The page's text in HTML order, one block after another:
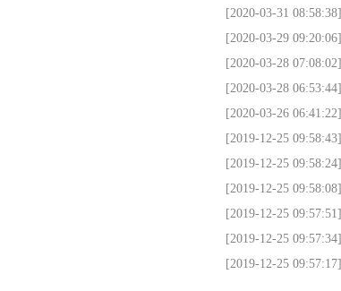
[2020-03-31 08:58:38]
[2020-03-29 09:20:06]
[2020-03-28 07:08:02]
[2020-03-28 06:53:44]
[2020-03-26 06:41:22]
[2019-12-25 09:58:43]
[2019-12-25 09:58:24]
[2019-12-25 09:58:08]
[2019-12-25 09:57:51]
[2019-12-25 09:57:34]
[2019-12-25 09:57:17]